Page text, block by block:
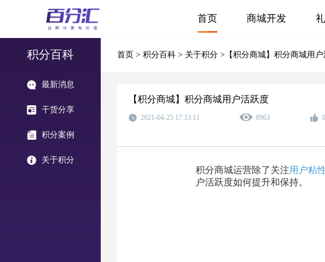
首页 商城开发
积分百科
最新消息
干货分享
积分案例
关于积分
首页 > 积分百科 > 关于积分 >【积分商城】积分商城用
【积分商城】积分商城用户活跃度
2021-04-25 17:33:11 8963 0
积分商城运营除了关注用户粘
户活跃度如何提升和保持。